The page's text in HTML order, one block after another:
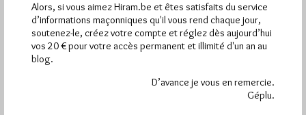
Lundi 1/02/10
Lu 1984 fois
Dans un article Parsifal vu par le baryton Richard Rittelmann
paru sur Forumopera.com, le magazine de l'opéra et du
3 commentaires
Alors, si vous aimez Hiram.be et êtes satisfaits du service
d’informations maçonniques qu'il vous rend chaque jour,
soutenez-le, créez votre compte et réglez dès aujourd’hui
vos 20 € pour votre accès permanent et illimité d'un an au
blog.
D’avance je vous en remercie.
Géplu.